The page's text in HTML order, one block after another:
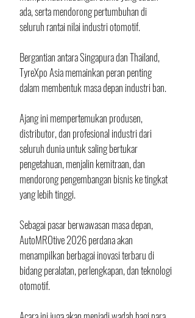
ada, serta mendorong pertumbuhan di
seluruh rantai nilai industri otomotif.
Bergantian antara Singapura dan Thailand,
TyreXpo Asia memainkan peran penting
dalam membentuk masa depan industri ban.
Ajang ini mempertemukan produsen,
distributor, dan profesional industri dari
seluruh dunia untuk saling bertukar
pengetahuan, menjalin kemitraan, dan
mendorong pengembangan bisnis ke tingkat
yang lebih tinggi.
Sebagai pasar berwawasan masa depan,
AutoMROtive 2026 perdana akan
menampilkan berbagai inovasi terbaru di
bidang peralatan, perlengkapan, dan teknologi
otomotif.